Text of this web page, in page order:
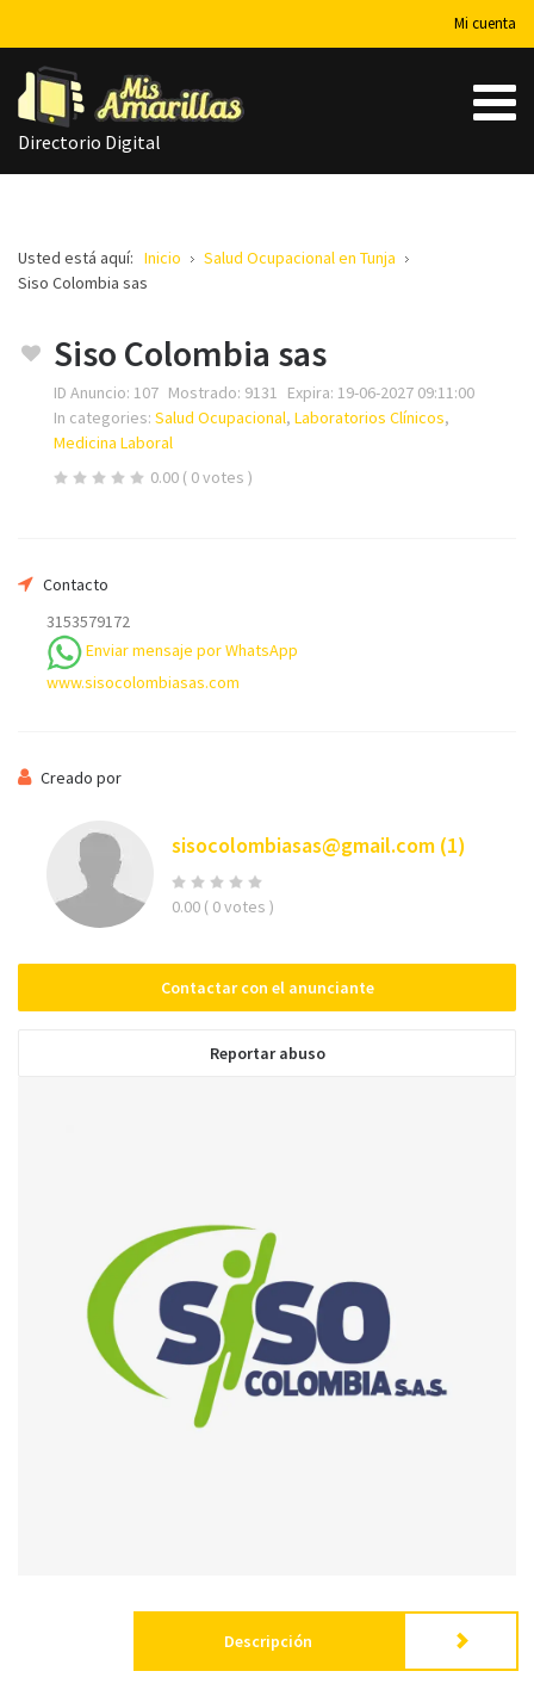
Mi cuenta
Directorio Digital
Usted está aquí: Inicio
Salud Ocupacional en Tunja
Siso Colombia sas
Siso Colombia sas
ID Anuncio: 107 Mostrado: 9131 Expira: 19-06-2027 09:11:00
In categories: Salud Ocupacional, Laboratorios Clínicos,
Medicina Laboral
0.00 ( 0 votes )
Contacto
3153579172
Enviar mensaje por WhatsApp
www.sisocolombiasas.com
Creado por
sisocolombiasas@gmail.com (1)
0.00 ( 0 votes )
Contactar con el anunciante
Reportar abuso
Mensaje
Descripción